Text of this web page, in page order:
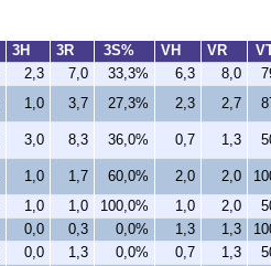
3H 3R 3S% VH VR
2,3 7,0 33,3% 6,3 8,0
1,0 3,7 27,3% 2,3 2,7
3,0 8,3 36,0% 0,7 1,3
1,0 1,7 60,0% 2,0 2,0
1,0 1,0 100,0% 1,0 2,0
0,0 0,3 0,0% 1,3 1,3
0,0 1,3 0,0% 0,7 1,3